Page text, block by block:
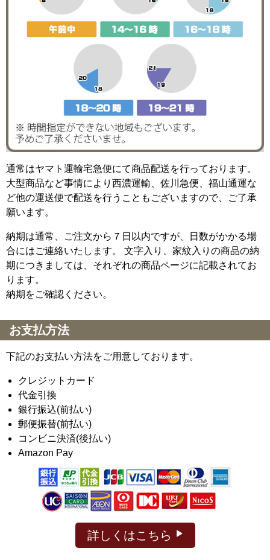
通常はヤマト運輸宅急便にて商品配送を行っております。
大型商品など事情により西濃運輸、佐川急便、福山通運な
ど他の運送便で配送を行うこともございますので、ご了承
願います。
納期は通常、ご注文から７日以内ですが、日数がかかる場
合にはご連絡いたします。 文字入り、家紋入りの商品の納
期につきましては、それぞれの商品ページに記載されてお
ります。
納期をご確認ください。
お支払方法
下記のお支払い方法をご用意しております。
クレジットカード
代金引換
銀行振込(前払い)
郵便振替(前払い)
コンビニ決済(後払い)
Amazon Pay
詳しくはこちら